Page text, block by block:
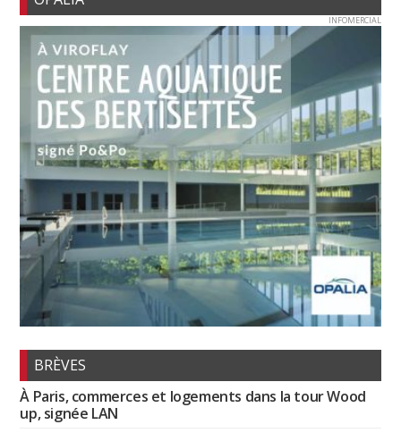
INFOMERCIAL
BRÈVES
À Paris, commerces et logements dans la tour Wood
up, signée LAN